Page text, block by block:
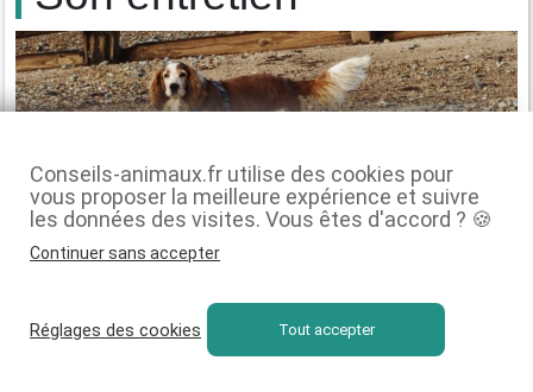
Le Welsh Springer Spaniel est un chien dont les besoins en
Brossez-le régulièrement pour
Conseils-animaux.fr utilise des cookies pour
vous proposer la meilleure expérience et suivre
les données des visites. Vous êtes d'accord ? 🍪
Continuer sans accepter
Réglages des cookies Tout accepter